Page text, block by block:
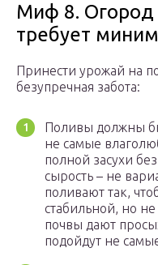
Миф 8. Огород
требует
Принести урожай на
безупречная забота:
Поливы должны
не самые
полной засухи
сырость – не
поливают так,
стабильной, но
почвы дают
подойдут не